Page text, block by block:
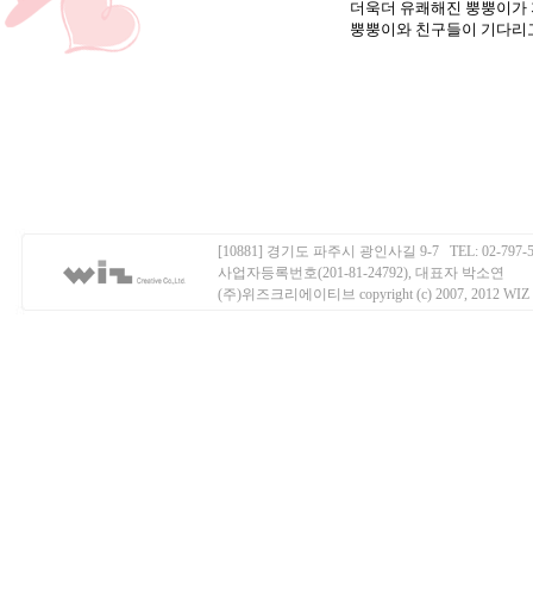
더욱더 유쾌해진 뿡뿡이
뿡뿡이와 친구들이 기다리
[10881] 경기도 파주시 광인사길 9-7 TEL: 02-797-
사업자등록번호(201-81-24792), 대표자 박소연
(주)위즈크리에이티브 copyright (c) 2007, 2012 WIZ